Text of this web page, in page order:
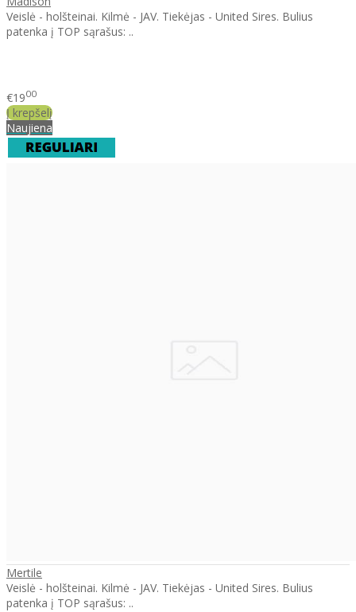
Veislė - holšteinai. Kilmė - JAV. Tiekėjas - United Sires. Bulius
patenka į TOP sąrašus: ..
€1900
Į krepšelį
Naujiena
Mertile
Veislė - holšteinai. Kilmė - JAV. Tiekėjas - United Sires. Bulius
patenka į TOP sąrašus: ..